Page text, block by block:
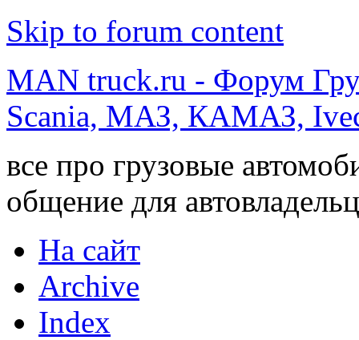
Skip to forum content
MAN truck.ru - Форум
Scania, МАЗ, КАМАЗ,
все про грузовые
общение для
На сайт
Archive
Index